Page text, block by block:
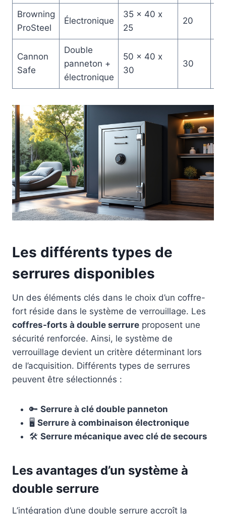
Browning
ProSteel
Électronique
35 x 40 x
25
20
Cannon
Safe
Double
panneton +
électronique
50 x 40 x
30
30
Les différents types de
serrures disponibles
Un des éléments clés dans le choix d’un coffre-
fort réside dans le système de verrouillage. Les
coffres-forts à double serrure proposent une
sécurité renforcée. Ainsi, le système de
verrouillage devient un critère déterminant lors
de l’acquisition. Différents types de serrures
peuvent être sélectionnés :
🔑 Serrure à clé double panneton
🖥️ Serrure à combinaison électronique
🛠️ Serrure mécanique avec clé de secours
Les avantages d’un système à
double serrure
L’intégration d’une double serrure accroît la